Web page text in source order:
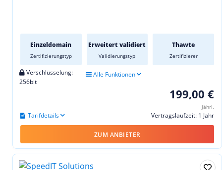
Einzeldomain
Zertifizierungstyp
Erweitert validiert
Validierungstyp
Thawte
Zertifizierer
Verschlüsselung:
256bit
Alle Funktionen
199,00 €
jährl.
Vertragslaufzeit: 1 Jahr
Tarifdetails
ZUM ANBIETER